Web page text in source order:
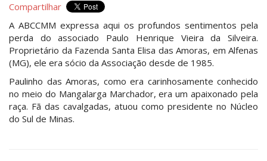
Compartilhar
A ABCCMM expressa aqui os profundos sentimentos pela
perda do associado Paulo Henrique Vieira da Silveira.
Proprietário da Fazenda Santa Elisa das Amoras, em Alfenas
(MG), ele era sócio da Associação desde de 1985.
Paulinho das Amoras, como era carinhosamente conhecido
no meio do Mangalarga Marchador, era um apaixonado pela
raça. Fã das cavalgadas, atuou como presidente no Núcleo
do Sul de Minas.